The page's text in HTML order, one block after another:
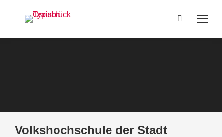
Search:
Volkshochschule der Stadt